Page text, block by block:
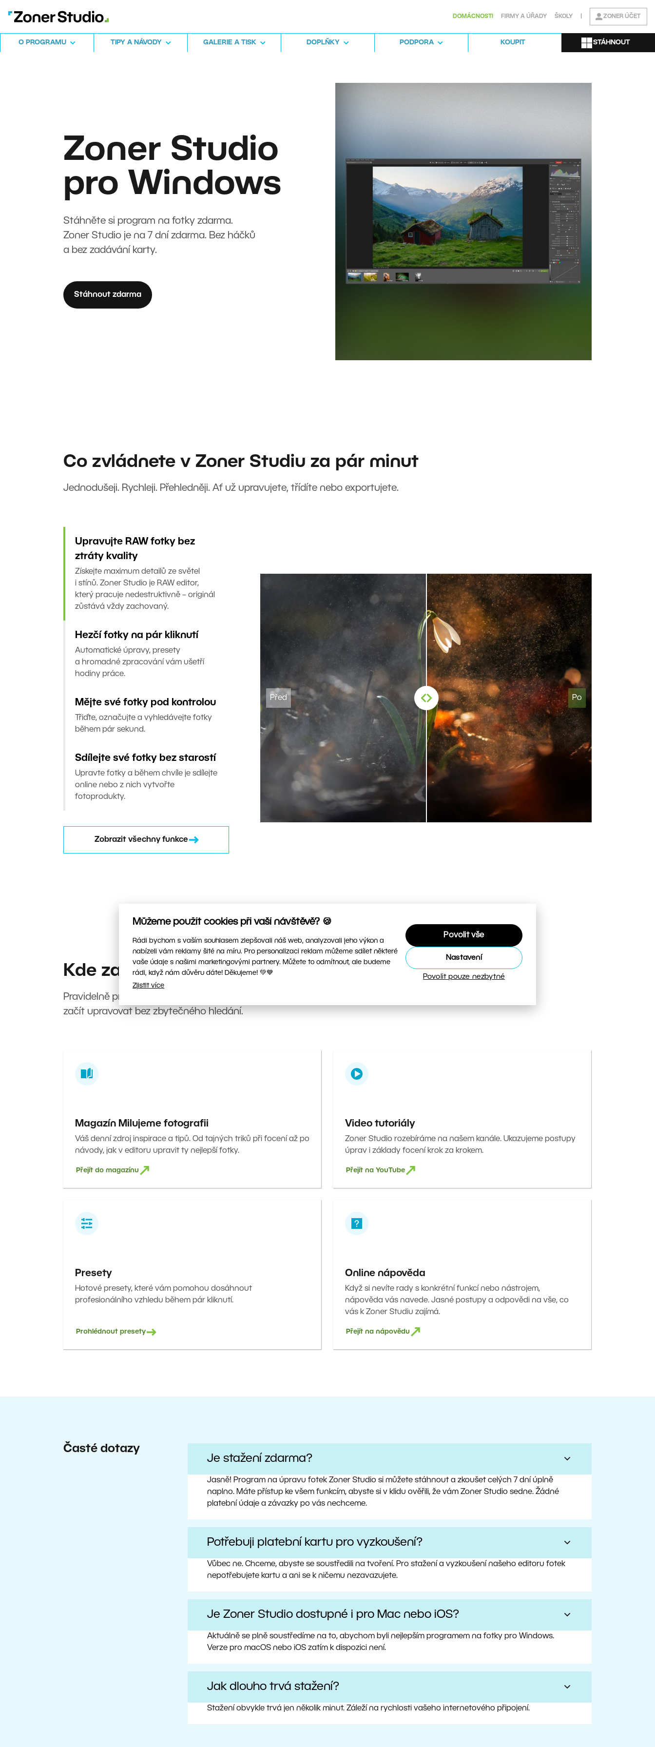
Můžeme použít cookies při vaší návštěvě? 🍪
Rádi bychom s vaším souhlasem zlepšovali náš web, analyzovali jeho výkon a
nabízeli vám reklamy šité na míru. Pro personalizaci reklam můžeme sdílet některé
vaše údaje s našimi marketingovými partnery. Můžete to odmítnout, ale budeme
rádi, když nám důvěru dáte! Děkujeme! 💚💙
Zjistit více
Povolit vše
Nastavení
Povolit pouze nezbytné
DOMÁCNOSTI FIRMY A ÚŘADY ŠKOLY ZONER ÚČET
O PROGRAMU TIPY A NÁVODY GALERIE A TISK DOPLŇKY PODPORA KOUPIT STÁHNOUT
Zoner Studio
pro Windows
Stáhněte si program na fotky zdarma.
Zoner Studio je na 7 dní zdarma. Bez háčků
a bez zadávání karty.
Stáhnout zdarma
Co zvládnete v Zoner Studiu za pár minut
Jednodušeji. Rychleji. Přehledněji. Ať už upravujete, třídíte nebo exportujete.
Upravujte RAW fotky bez
ztráty kvality
Získejte maximum detailů ze světel
i stínů. Zoner Studio je RAW editor,
který pracuje nedestruktivně – originál
zůstává vždy zachovaný.
Hezčí fotky na pár kliknutí
Automatické úpravy, presety
a hromadné zpracování vám ušetří
hodiny práce.
Mějte své fotky pod kontrolou
Třiďte, označujte a vyhledávejte fotky
během pár sekund.
Sdílejte své fotky bez starostí
Upravte fotky a během chvíle je sdílejte
online nebo z nich vytvořte
fotoprodukty.
Zobrazit všechny funkce
Kde začít?
Pravidelně pro vás připravujeme nové návody, videa i hotové presety, abyste mohli
začít upravovat bez zbytečného hledání.
Magazín Milujeme fotografii
Váš denní zdroj inspirace a tipů. Od tajných triků při focení až po
návody, jak v editoru upravit ty nejlepší fotky.
Přejít do magazínu
Video tutoriály
Zoner Studio rozebíráme na našem kanále. Ukazujeme postupy
úprav i základy focení krok za krokem.
Přejít na YouTube
Presety
Hotové presety, které vám pomohou dosáhnout
profesionálního vzhledu během pár kliknutí.
Prohlédnout presety
Online nápověda
Když si nevíte rady s konkrétní funkcí nebo nástrojem,
nápověda vás navede. Jasné postupy a odpovědi na vše, co
vás k Zoner Studiu zajímá.
Přejít na nápovědu
Časté dotazy
Je stažení zdarma?
Jasně! Program na úpravu fotek Zoner Studio si můžete stáhnout a zkoušet celých 7 dní úplně
naplno. Máte přístup ke všem funkcím, abyste si v klidu ověřili, že vám Zoner Studio sedne. Žádné
platební údaje a závazky po vás nechceme.
Potřebuji platební kartu pro vyzkoušení?
Vůbec ne. Chceme, abyste se soustředili na tvoření. Pro stažení a vyzkoušení našeho editoru fotek
nepotřebujete kartu a ani se k ničemu nezavazujete.
Je Zoner Studio dostupné i pro Mac nebo iOS?
Aktuálně se plně soustředíme na to, abychom byli nejlepším programem na fotky pro Windows.
Verze pro macOS nebo iOS zatím k dispozici není.
Jak dlouho trvá stažení?
Stažení obvykle trvá jen několik minut. Záleží na rychlosti vašeho internetového připojení.